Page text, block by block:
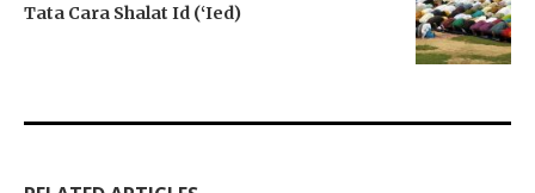
Tata Cara Shalat Id (‘Ied)